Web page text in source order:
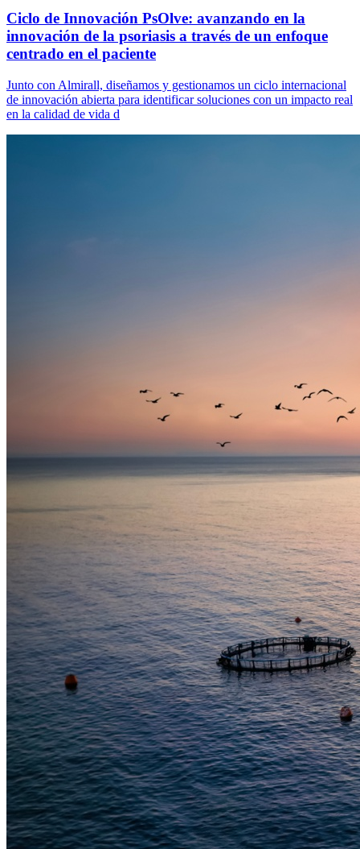
Ciclo de Innovación PsOlve: avanzando en la
innovación de la psoriasis a través de un enfoque
centrado en el paciente
Junto con Almirall, diseñamos y gestionamos un ciclo internacional
de innovación abierta para identificar soluciones con un impacto real
en la calidad de vida d